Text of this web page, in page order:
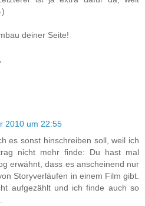
deiner Seite!
2010 um 22:55
es sonst hinschreiben soll, weil ich
nicht mehr finde: Du hast mal
erwähnt, dass es anscheinend nur
Storyverläufen in einem Film gibt.
aufgezählt und ich finde auch so